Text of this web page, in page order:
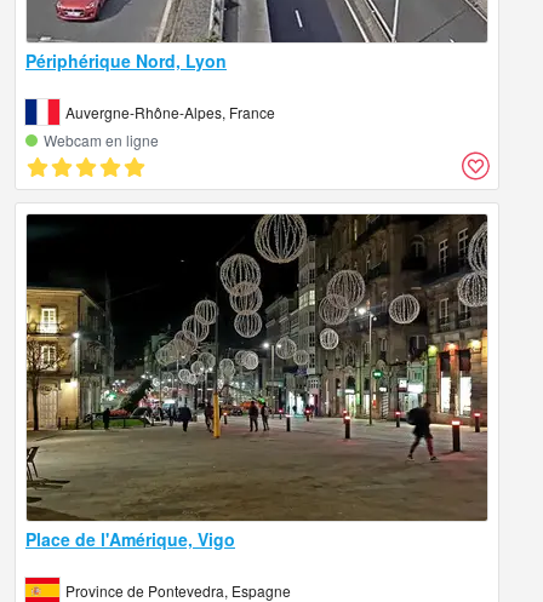
Périphérique Nord, Lyon
Auvergne-Rhône-Alpes, France
Webcam en ligne
Place de l'Amérique, Vigo
Province de Pontevedra, Espagne